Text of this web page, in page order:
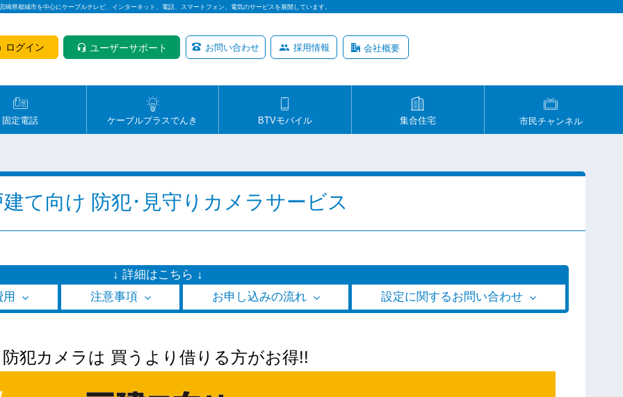
崎県都城市を中心にケーブルテレビ、インターネット、電話、スマートフォン、電気のサービスを展開しています。
ログイン ユーザーサポート お問い合わせ 採用情報 会社概要
固定電話 ケーブルプラスでんき BTVモバイル 集合住宅 市民チャンネル
て向け 防犯･見守りカメラサービス
↓ 詳細はこちら ↓
注意事項 お申し込みの流れ 設定に関するお問い合わせ
防犯カメラは 買うより借りる方がお得!!